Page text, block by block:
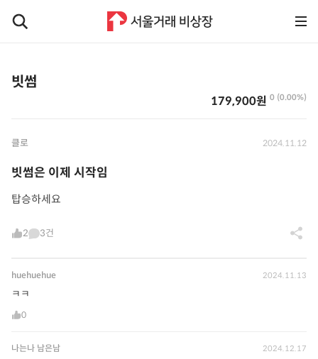
빗썸
0 (0.00%)
179,900원
클로 2024.11.12
빗썸은 이제 시작임
탑승하세요
2 3건
huehuehue 2024.11.13
ㅋㅋ
0
나는나 남은남 2024.12.17